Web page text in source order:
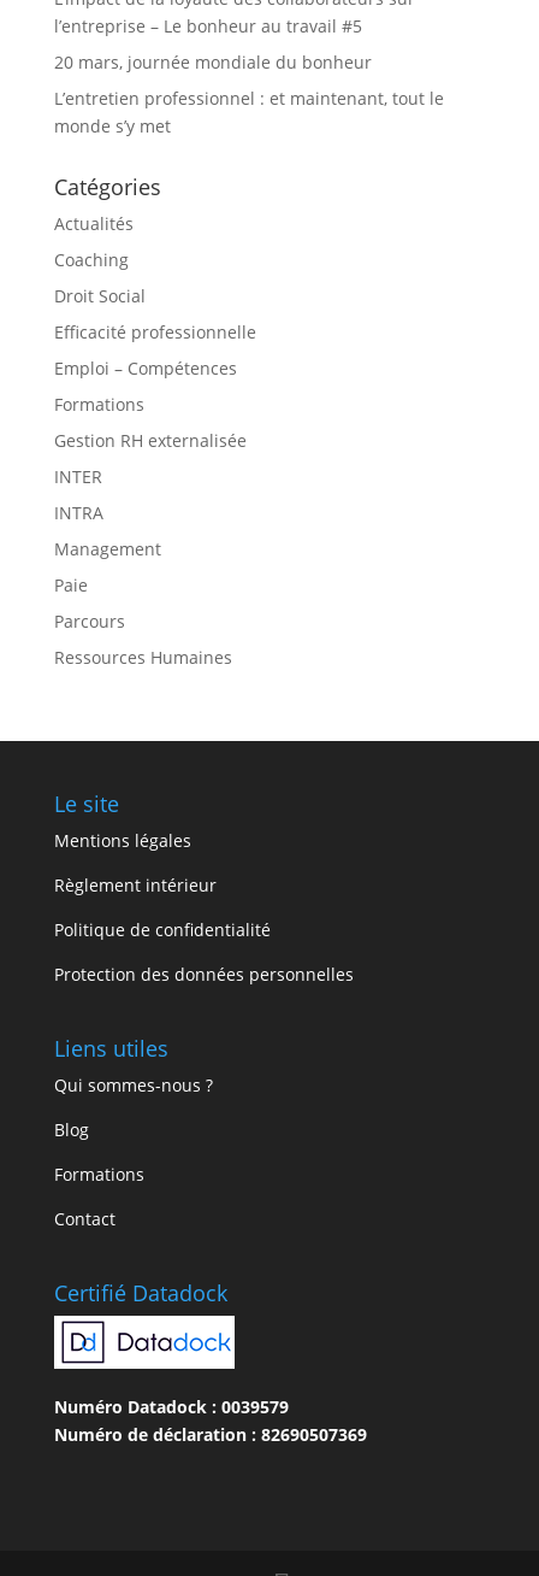
l’entreprise – Le bonheur au travail #5
20 mars, journée mondiale du bonheur
L’entretien professionnel : et maintenant, tout le
monde s’y met
Catégories
Actualités
Coaching
Droit Social
Efficacité professionnelle
Emploi – Compétences
Formations
Gestion RH externalisée
INTER
INTRA
Management
Paie
Parcours
Ressources Humaines
Le site
Mentions légales
Règlement intérieur
Politique de confidentialité
Protection des données personnelles
Liens utiles
Qui sommes-nous ?
Blog
Formations
Contact
Certifié Datadock
Numéro Datadock : 0039579
Numéro de déclaration : 82690507369